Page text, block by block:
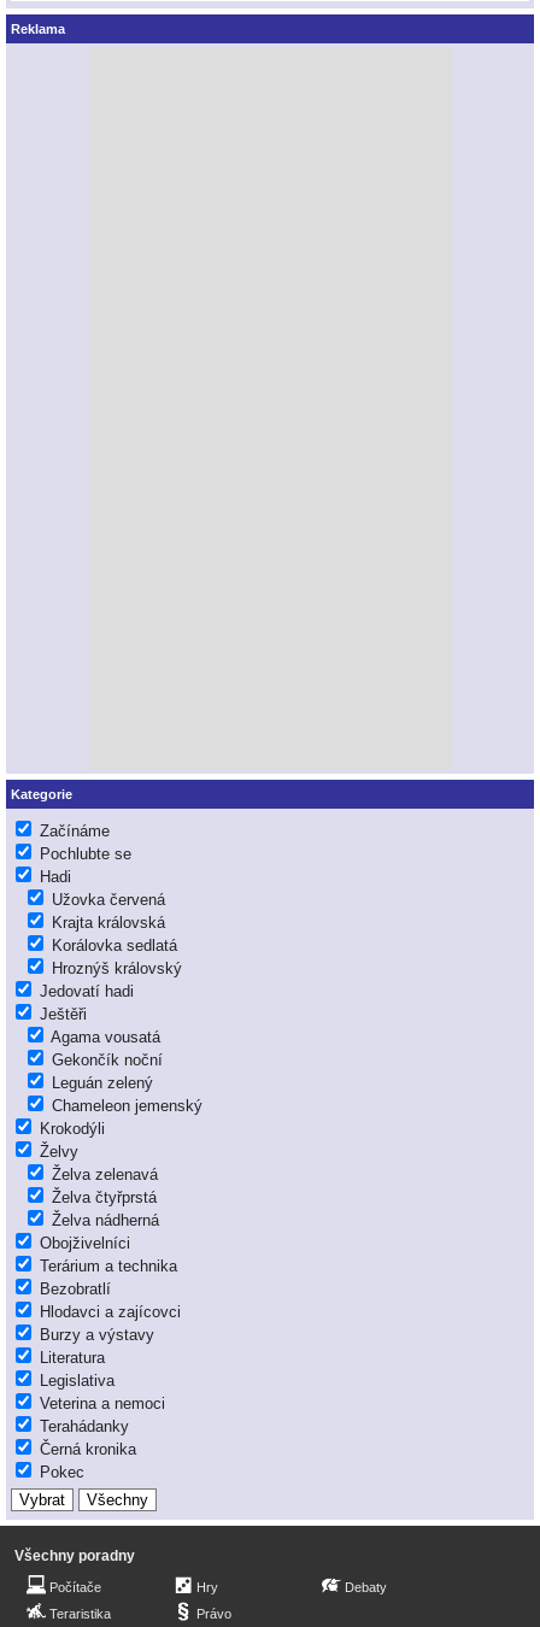
Reklama
Kategorie
Začínáme
Pochlubte se
Hadi
Užovka červená
Krajta královská
Korálovka sedlatá
Hroznýš královský
Jedovatí hadi
Ještěři
Agama vousatá
Gekončík noční
Leguán zelený
Chameleon jemenský
Krokodýli
Želvy
Želva zelenavá
Želva čtyřprstá
Želva nádherná
Obojživelníci
Terárium a technika
Bezobratlí
Hlodavci a zajícovci
Burzy a výstavy
Literatura
Legislativa
Veterina a nemoci
Terahádanky
Černá kronika
Pokec
Všechny poradny
Počítače
Teraristika
Hry
Právo
Debaty